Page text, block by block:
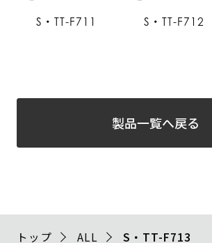
S・TT-F711 S・TT-F712
製品一覧へ戻る
トップ ALL S・TT-F713